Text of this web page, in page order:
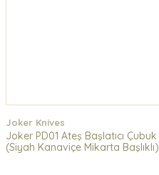
Joker Knives
Joker PD01 Ateş Başlatıcı Çubuk
(Siyah Kanaviçe Mikarta Başlıklı)